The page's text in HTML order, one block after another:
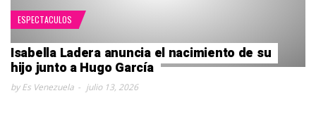
ESPECTACULOS
Isabella Ladera anuncia el nacimiento de su
hijo junto a Hugo García
by Es Venezuela julio 13, 2026